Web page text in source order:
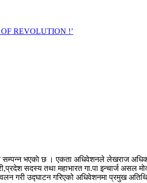
सम्पन्न भएकाे छ । एकता अधिवेशनले लेखराज
सदस्य तथा महाभारत गा.पा इन्चार्ज असल
गरी उद्घाटन गरिएको अधिवेशनमा प्रमुख